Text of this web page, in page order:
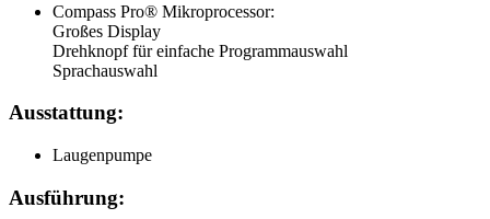
Compass Pro® Mikroprocessor:
Großes Display
Drehknopffür einfache Programmauswahl
Sprachauswahl
Ausstattung:
Laugenpumpe
Ausführung: